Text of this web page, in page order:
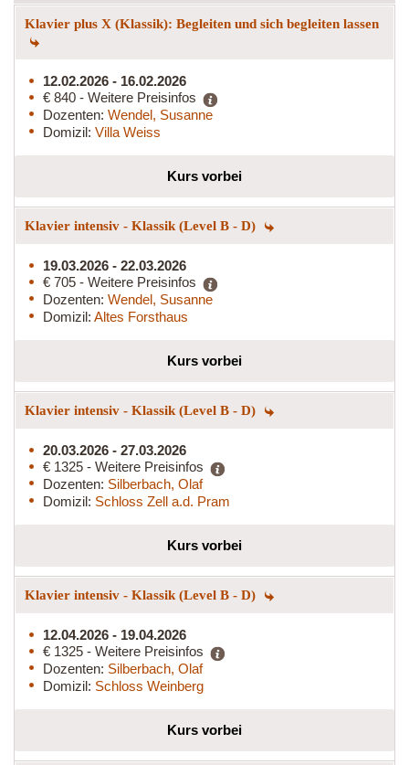
Klavier plus X (Klassik): Begleiten und sich begleiten lassen
12.02.2026 - 16.02.2026
€ 840 - Weitere Preisinfos
Dozenten: Wendel, Susanne
Domizil: Villa Weiss
Kurs vorbei
Klavier intensiv - Klassik (Level B - D)
19.03.2026 - 22.03.2026
€ 705 - Weitere Preisinfos
Dozenten: Wendel, Susanne
Domizil: Altes Forsthaus
Kurs vorbei
Klavier intensiv - Klassik (Level B - D)
20.03.2026 - 27.03.2026
€ 1325 - Weitere Preisinfos
Dozenten: Silberbach, Olaf
Domizil: Schloss Zell a.d. Pram
Kurs vorbei
Klavier intensiv - Klassik (Level B - D)
12.04.2026 - 19.04.2026
€ 1325 - Weitere Preisinfos
Dozenten: Silberbach, Olaf
Domizil: Schloss Weinberg
Kurs vorbei